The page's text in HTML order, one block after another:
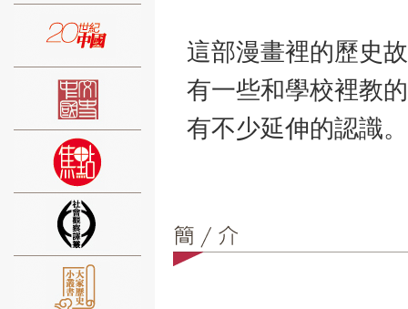
這部漫畫裡的歷史
有一些和學校裡教
有不少延伸的認